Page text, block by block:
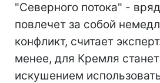
"Северного потока" -
повлечет за собой
конфликт, считает
менее, для Кремля
искушением